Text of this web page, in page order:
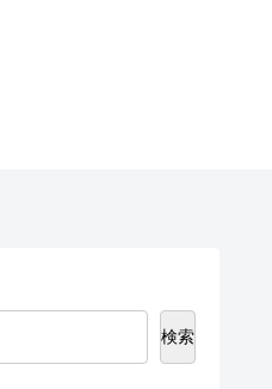
検索